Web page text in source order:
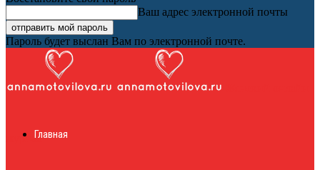
Ваш адрес электронной почты
Пароль будет выслан Вам по электронной почте.
журналГлавная